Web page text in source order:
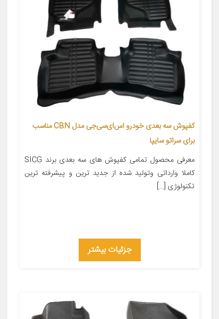
کفپوش سه بعدی خودرو اس‌ای‌سی‌جی مدل CBN مناسب
برای سراتو سایپا
معرفی محصول تمامی کفپوش های سه بعدی برند SICG
کاملا وارداتی وتولید شده از جدید ترین و پیشرفته ترین
تکنولوژی […]
جزئیات بیشتر